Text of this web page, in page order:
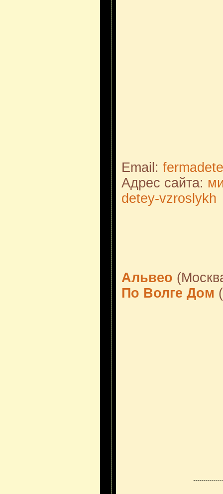
Email:
Адрес сайта:
detey-vzroslykh
Альвео
По Волге Дом